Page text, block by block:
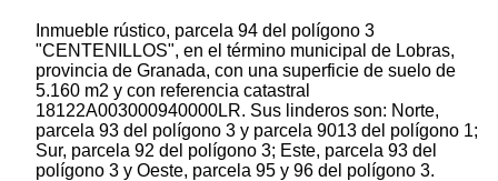
Inmueble rústico, parcela 94 del polígono 3
"CENTENILLOS", en el término municipal de Lobras,
provincia de Granada, con una superficie de suelo de
5.160 m2 y con referencia catastral
18122A003000940000LR. Sus linderos son: Norte,
parcela 93 del polígono 3 y parcela 9013 del polígono 1;
Sur, parcela 92 del polígono 3; Este, parcela 93 del
polígono 3 y Oeste, parcela 95 y 96 del polígono 3.